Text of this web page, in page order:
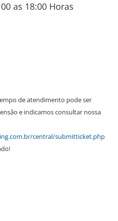
as 18:00 Horas
de atendimento pode ser
e indicamos consultar nossa
central/submitticket.php